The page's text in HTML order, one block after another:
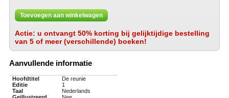
Toevoegen aan winkelwagen
Actie: u ontvangt 50% korting bij gelijktijdige bestelling
van 5 of meer (verschillende) boeken!
Aanvullende informatie
Hoofdtitel
De reunie
Editie
1
Taal
Nederlands